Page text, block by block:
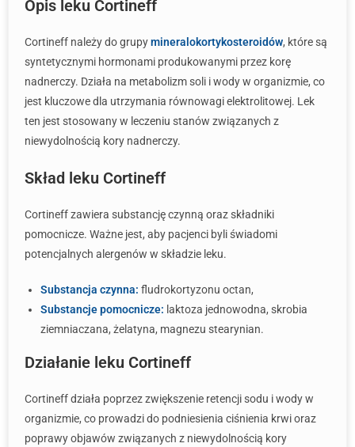
Opis leku Cortineff
Cortineff należy do grupymineralokortykosteroidów, które są
syntetycznymi hormonami produkowanymi przez korę
nadnerczy. Działa na metabolizm soli i wody w organizmie, co
jest kluczowe dla utrzymania równowagi elektrolitowej. Lek
ten jest stosowany w leczeniu stanów związanych z
niewydolnością kory nadnerczy.
Skład leku Cortineff
Cortineff zawiera substancję czynną oraz składniki
pomocnicze. Ważne jest, aby pacjenci byli świadomi
potencjalnych alergenów w składzie leku.
Substancja czynna: fludrokortyzonu octan,
Substancje pomocnicze: laktoza jednowodna, skrobia
ziemniaczana, żelatyna, magnezu stearynian.
Działanie leku Cortineff
Cortineff działa poprzez zwiększenie retencji sodu i wody w
organizmie, co prowadzi do podniesienia ciśnienia krwi oraz
poprawy objawów związanych z niewydolnością kory